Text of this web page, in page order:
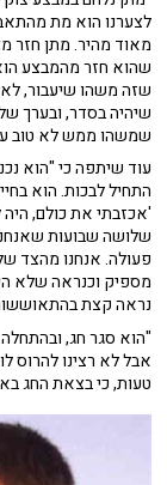
מאוד מהיר. מתן חזר
שהוא חזר מהמבצע
שזה משהו שיעבור,
שיהיה בסדר, ובערך
שמשהו ממש לא טוב
עוד שיתפה כי "הוא
התחיל לבכות. הוא
'אכזבתי את כולם, היה
שלושה שבועות
פעולה. אנחנו מהצד
מספיק וכנראה שלא
נראה קצת
"הוא סגר חג,
אבל לא רצינו להרוס
טעות, כי בצאת החג